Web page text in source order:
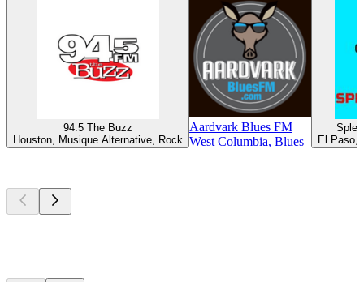
94.5 The Buzz
Houston, Musique Alternative, Rock
Aardvark Blues FM
West Columbia, Blues
El Paso,